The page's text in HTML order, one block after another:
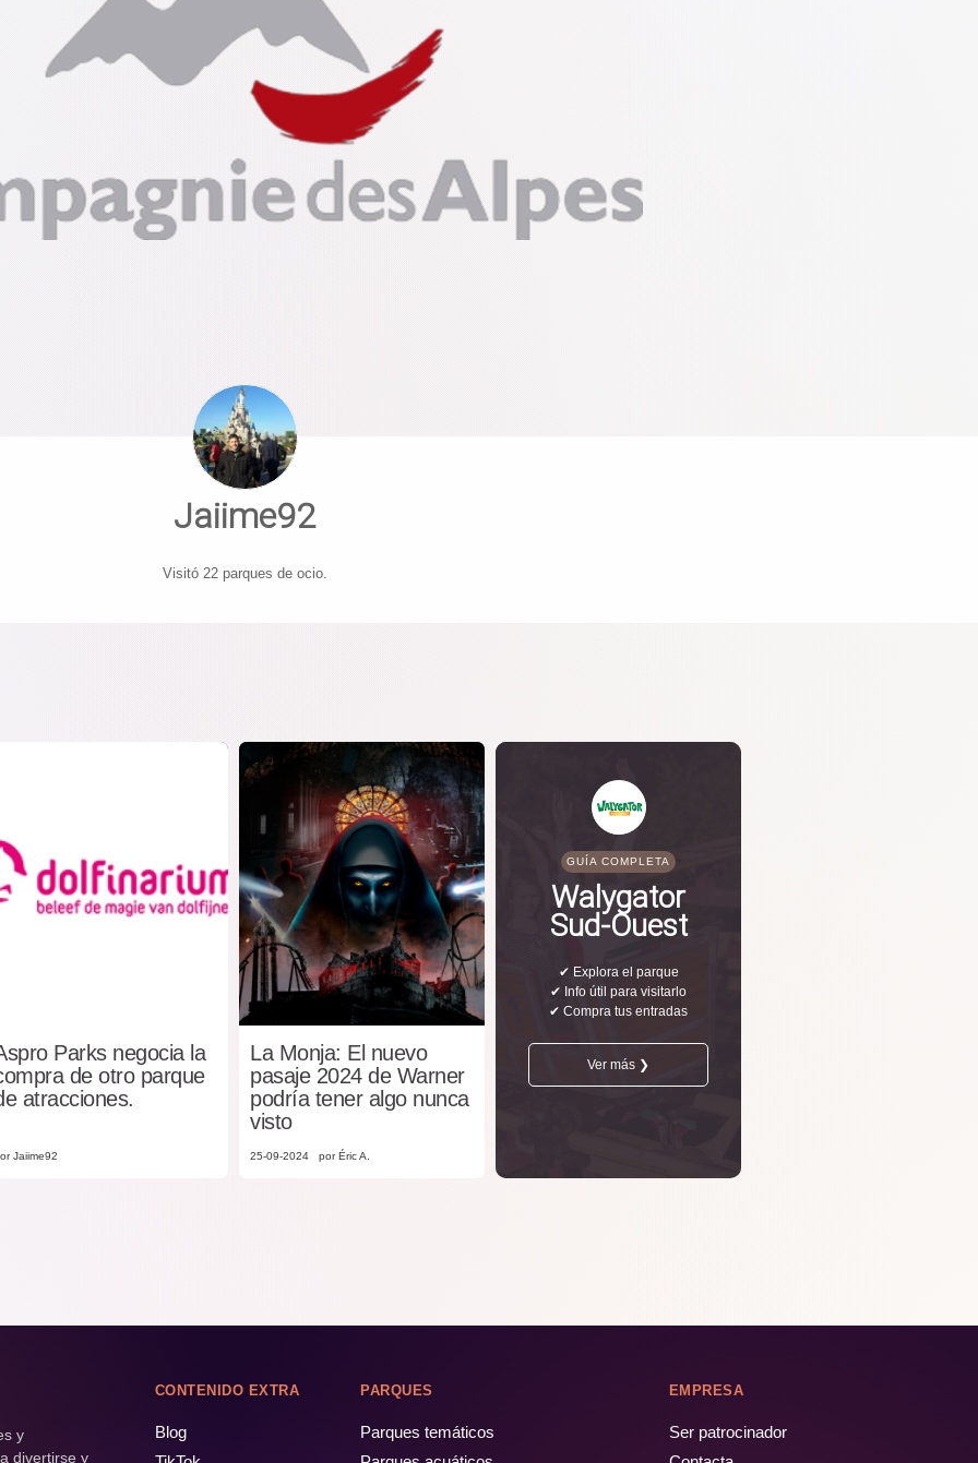
Jaiime92
Visitó 22 parques de ocio.
Parks negocia la
de otro parque
atracciones.
Jaiime92
La Monja: El nuevo
pasaje 2024 de Warner
podría tener algo nunca
visto
25-09-2024 por Éric A.
GUÍA COMPLETA
Walygator
Sud-Ouest
✔ Explora el parque
✔ Info útil para visitarlo
✔ Compra tus entradas
Ver más ❯
y
divertirse y
CONTENIDO EXTRA
Blog
PARQUES
Parques temáticos
EMPRESA
Ser patrocinador